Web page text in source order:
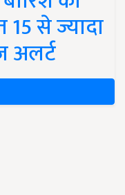
से ज्यादा
अलर्ट